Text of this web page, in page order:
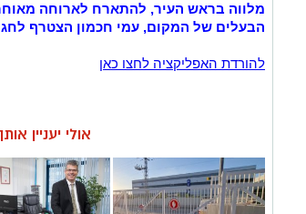
מלווה בראש העיר, להתארח לארוחה
הבעלים של המקום, עמי חכמון הצטרף
להורדת האפליקציה לחצו כאן
אולי יעניין